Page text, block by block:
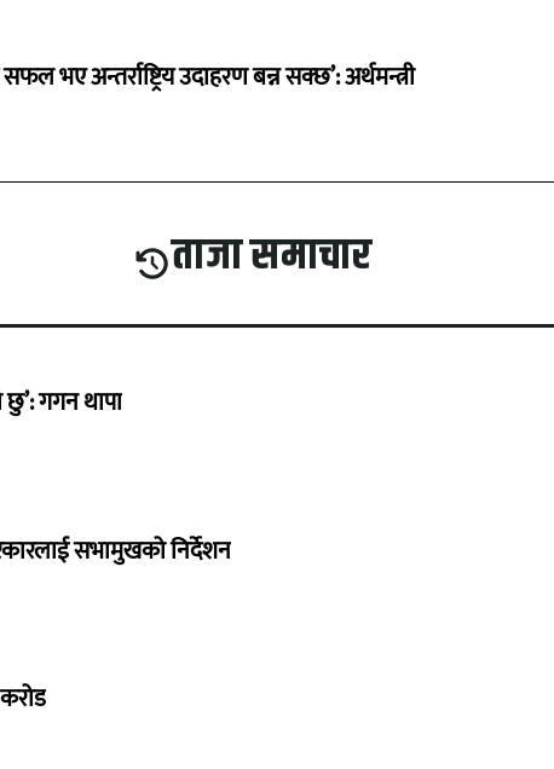
सफल भए अन्तर्राष्ट्रिय उदाहरण बन्न सक्छ’: अर्थमन्त्री
ताजा समाचार
गगन थापा
सभामुखको निर्देशन